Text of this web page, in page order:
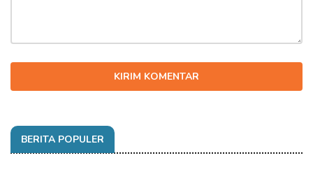
KIRIM KOMENTAR
BERITA POPULER